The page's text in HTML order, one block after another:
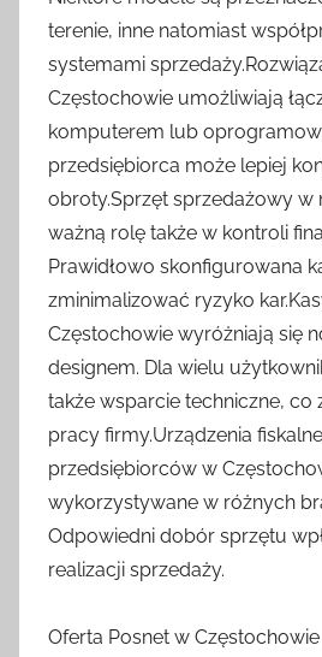
terenie, inne natomiast
systemami
Częstochowie umożliwiają
komputerem lub
przedsiębiorca może lepiej
obroty.Sprzęt sprzedażowy w
ważną rolę także w kontroli
Prawidłowo skonfigurowana
zminimalizować ryzyko
Częstochowie wyróżniają się
designem. Dla wielu
także wsparcie techniczne, co
pracy firmy.Urządzenia
przedsiębiorców w
wykorzystywane w różnych
Odpowiedni dobór sprzętu
realizacji sprzedaży.
Oferta Posnet w